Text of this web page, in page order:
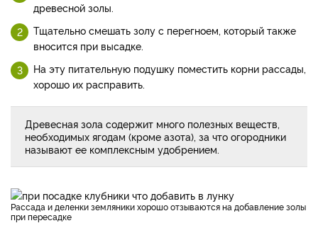
древесной золы.
Тщательно смешать золу с перегноем, который также
вносится при высадке.
На эту питательную подушку поместить корни рассады,
хорошо их расправить.
Древесная зола содержит много полезных веществ,
необходимых ягодам (кроме азота), за что огородники
называют ее комплексным удобрением.
Рассада и деленки земляники хорошо отзываются на добавление золы
при пересадке